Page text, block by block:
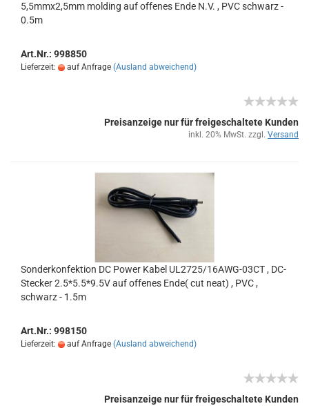
5,5mmx2,5mm mol­ding auf of­fe­nes Ende N.V. , PVC schwarz -
0.5m
Art.Nr.: 998850
Lieferzeit: auf Anfrage (Ausland abweichend)
Preisanzeige nur für freigeschaltete Kunden
inkl. 20% MwSt. zzgl. Versand
Son­der­kon­fek­ti­on DC Power Kabel UL2725/16AWG-​​03CT , DC-​
Ste­cker 2.5*5.5*9.5V auf of­fe­nes Ende( cut neat) , PVC ,
schwarz - 1.5m
Art.Nr.: 998150
Lieferzeit: auf Anfrage (Ausland abweichend)
Preisanzeige nur für freigeschaltete Kunden